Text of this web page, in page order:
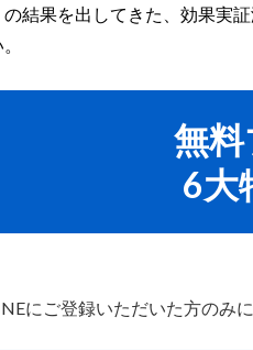
の結果を出してきた、効果実
無
6大
にご登録いただいた方のみ